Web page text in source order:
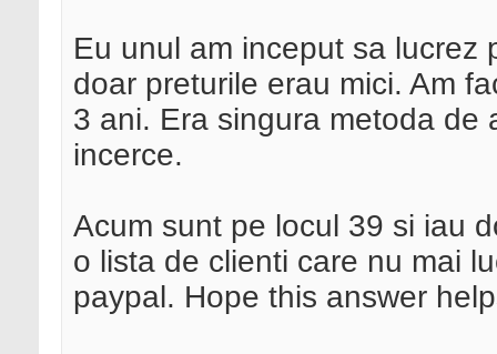
Eu unul am inceput sa lucrez
doar preturile erau mici. Am
3 ani. Era singura metoda de
incerce.
Acum sunt pe locul 39 si iau
o lista de clienti care nu mai
paypal. Hope this answer